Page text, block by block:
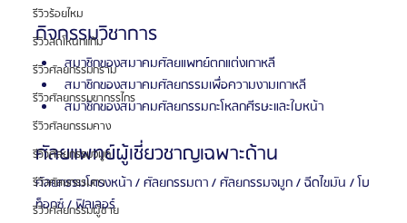
รีวิวร้อยไหม
รีวิวลดโหนกแก้ม
รีวิวศัลยกรรมกราม
รีวิวศัลยกรรมขากรรไกร
รีวิวศัลยกรรมคาง
รีวิวศัลยกรรมจมูก
รีวิวศัลยกรรมตา
รีวิวศัลยกรรมผู้ชาย
กิจกรรมวิชาการ
สมาชิกของสมาคมศัลยแพทย์ตกแต่งเกาหลี
สมาชิกของสมาคมศัลยกรรมเพื่อความงามเกาหลี
สมาชิกของสมาคมศัลยกรรมกะโหลกศีรษะและใบหน้า
ศัลยแพทย์ผู้เชี่ยวชาญเฉพาะด้าน
ศัลยกรรมโครงหน้า / ศัลยกรรมตา / ศัลยกรรมจมูก / ฉีดไขมัน / โบ
ท็อกซ์ / ฟิลเลอร์